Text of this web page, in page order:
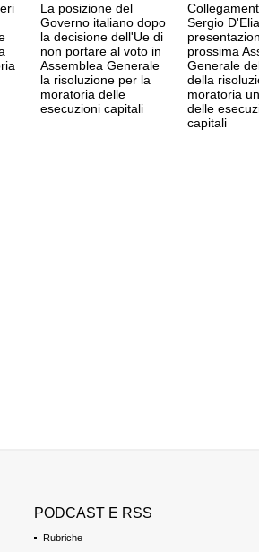
La posizione del
Governo italiano dopo
la decisione dell'Ue di
non portare al voto in
Assemblea Generale
la risoluzione per la
moratoria delle
esecuzioni capitali
Sergio
prossima
Generale
della
moratoria
delle
capitali
PODCAST E RSS
Rubriche